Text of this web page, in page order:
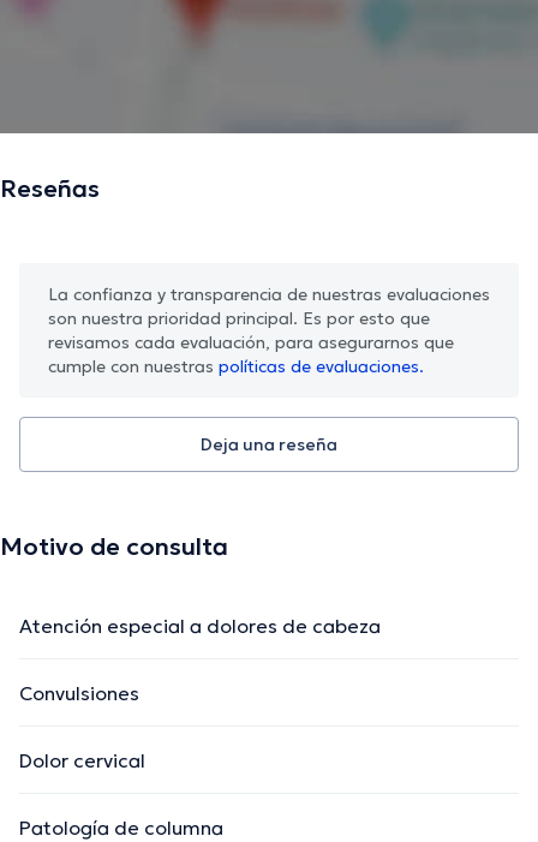
Reseñas
La confianza y transparencia de nuestras evaluaciones
son nuestra prioridad principal. Es por esto que
revisamos cada evaluación, para asegurarnos que
cumple con nuestras políticas de evaluaciones.
Deja una reseña
Motivo de consulta
Atención especial a dolores de cabeza
Convulsiones
Dolor cervical
Patología de columna